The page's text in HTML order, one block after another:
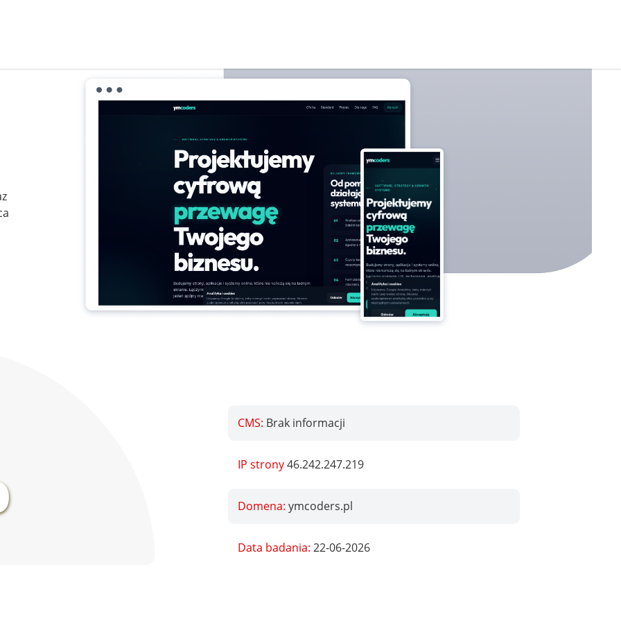
CMS: Brak informacji
IP strony46.242.247.219
Domena: ymcoders.pl
Data badania: 22-06-2026